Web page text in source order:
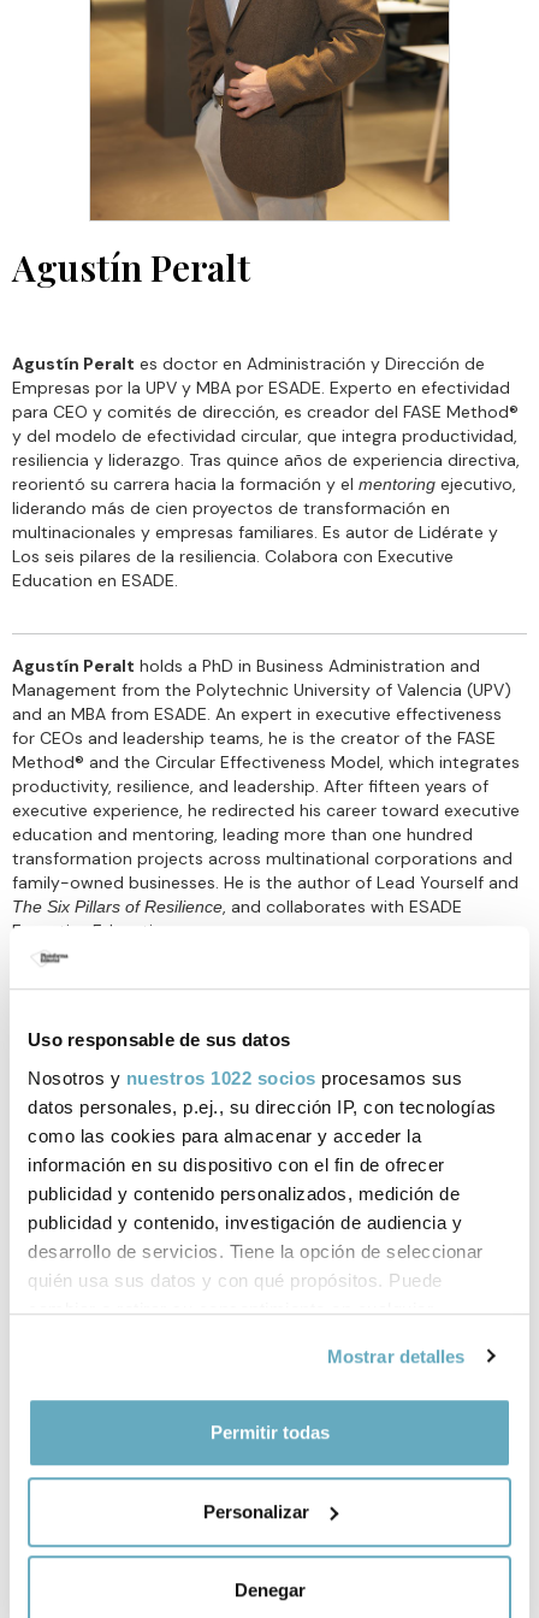
Uso responsable de sus datos
Nosotros y nuestros 1022 socios procesamos sus
datos personales, p.ej., su dirección IP, con tecnologías
como las cookies para almacenar y acceder la
información en su dispositivo con el fin de ofrecer
publicidad y contenido personalizados, medición de
publicidad y contenido, investigación de audiencia y
desarrollo de servicios. Tiene la opción de seleccionar
quién usa sus datos y con qué propósitos. Puede
cambiar o retirar su consentimiento en cualquier
Si lo permite, también quisiéramos:
geográfica que puede tener una precisión de varios
Identificar su dispositivo analizándolo activamente
Mostrar detalles
Permitir todas
Personalizar
Denegar
Agustín Peralt
Agustín Peralt es doctor en Administración y Dirección de
Empresas por la UPV y MBA por ESADE. Experto en efectividad
para CEO y comités de dirección, es creador del FASE Method®
y del modelo de efectividad circular, que integra productividad,
resiliencia y liderazgo. Tras quince años de experiencia directiva,
reorientó su carrera hacia la formación y el mentoring ejecutivo,
liderando más de cien proyectos de transformación en
multinacionales y empresas familiares. Es autor de Lidérate y
Los seis pilares de la resiliencia. Colabora con Executive
Education en ESADE.
Agustín Peralt holds a PhD in Business Administration and
Management from the Polytechnic University of Valencia (UPV)
and an MBA from ESADE. An expert in executive effectiveness
for CEOs and leadership teams, he is the creator of the FASE
Method® and the Circular Effectiveness Model, which integrates
productivity, resilience, and leadership. After fifteen years of
executive experience, he redirected his career toward executive
education and mentoring, leading more than one hundred
transformation projects across multinational corporations and
family-owned businesses. He is the author of Lead Yourself and
The Six Pillars of Resilience, and collaborates with ESADE
Executive Education.
Enlaces de interés
Agustín Peralt, experto en efectividad: "Si volviese a
nacer, sería nórdico, que en España estamos supliendo
la falta de productividad con más horas de trabajo" -
Men´s Health
Libros de Agustín Peralt
‹ ›